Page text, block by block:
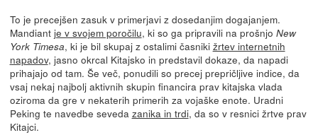
To je precejšen zasuk v primerjavi z dosedanjim dogajanjem.
Mandiant je v svojem poročilu, ki so ga pripravili na prošnjo New
York Timesa, ki je bil skupaj z ostalimi časniki žrtev internetnih
napadov, jasno okrcal Kitajsko in predstavil dokaze, da napadi
prihajajo od tam. Še več, ponudili so precej prepričljive indice, da
vsaj nekaj najbolj aktivnih skupin financira prav kitajska vlada
oziroma da gre v nekaterih primerih za vojaške enote. Uradni
Peking te navedbe seveda zanika in trdi, da so v resnici žrtve prav
Kitajci.